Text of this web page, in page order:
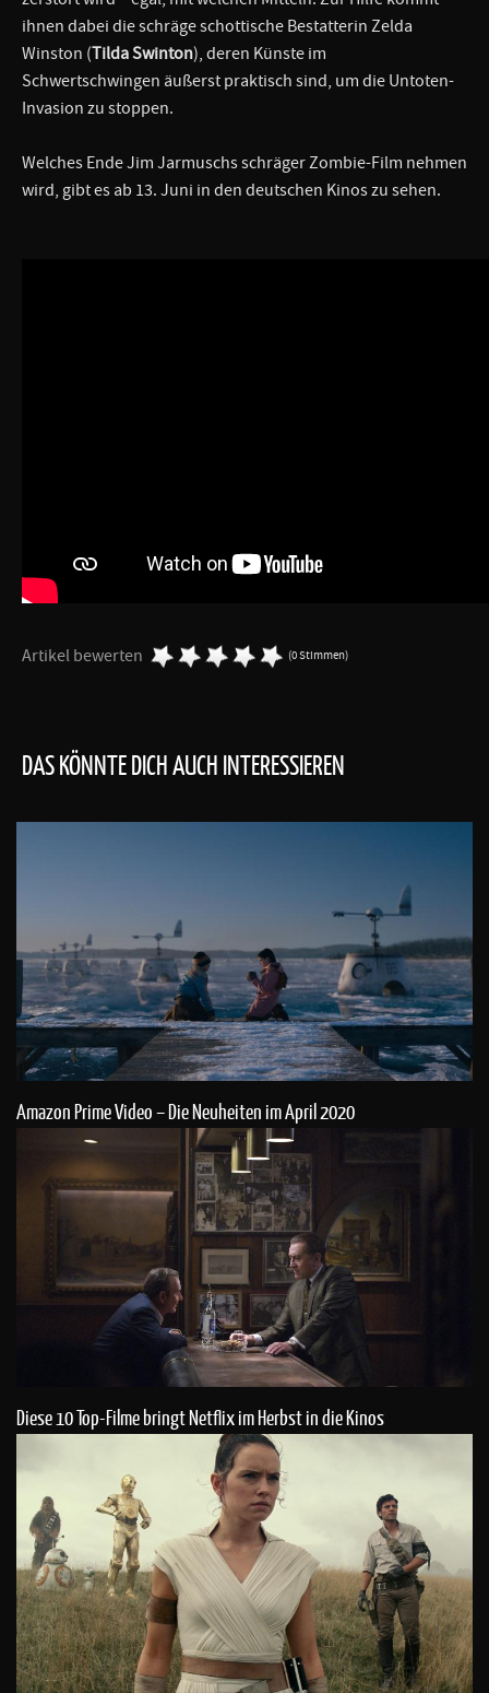
ihnen dabei die schräge schottische Bestatterin Zelda
Winston (Tilda Swinton), deren Künste im
Schwertschwingen äußerst praktisch sind, um die Untoten-
Invasion zu stoppen.
Welches Ende Jim Jarmuschs schräger Zombie-Film nehmen
wird, gibt es ab 13. Juni in den deutschen Kinos zu sehen.
Artikel bewerten (0 Stimmen)
DAS KÖNNTE DICH AUCH INTERESSIEREN
Amazon Prime Video – Die Neuheiten im April 2020
Diese 10 Top-Filme bringt Netflix im Herbst in die Kinos